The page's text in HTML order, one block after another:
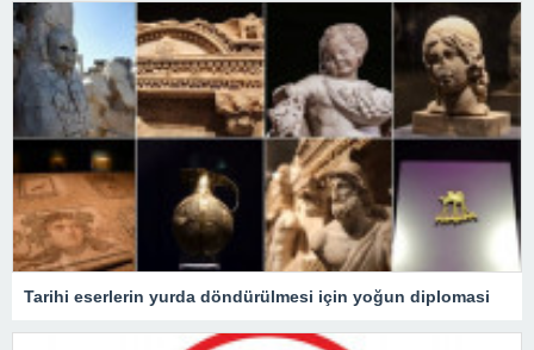
Tarihi eserlerin yurda döndürülmesi için yoğun diplomasi